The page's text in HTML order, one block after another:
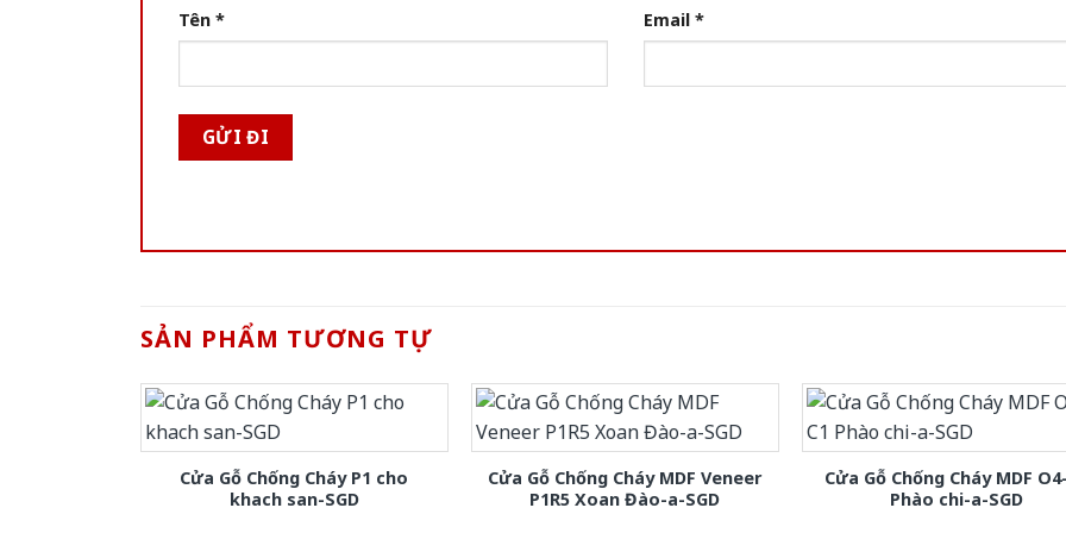
Tên * Email *
SẢN PHẨM TƯƠNG TỰ
Cửa Gỗ Chống Cháy P1 cho
khach san-SGD
Cửa Gỗ Chống Cháy MDF Veneer
P1R5 Xoan Đào-a-SGD
Cửa Gỗ Chống Cháy MDF
Phào chi-a-SGD